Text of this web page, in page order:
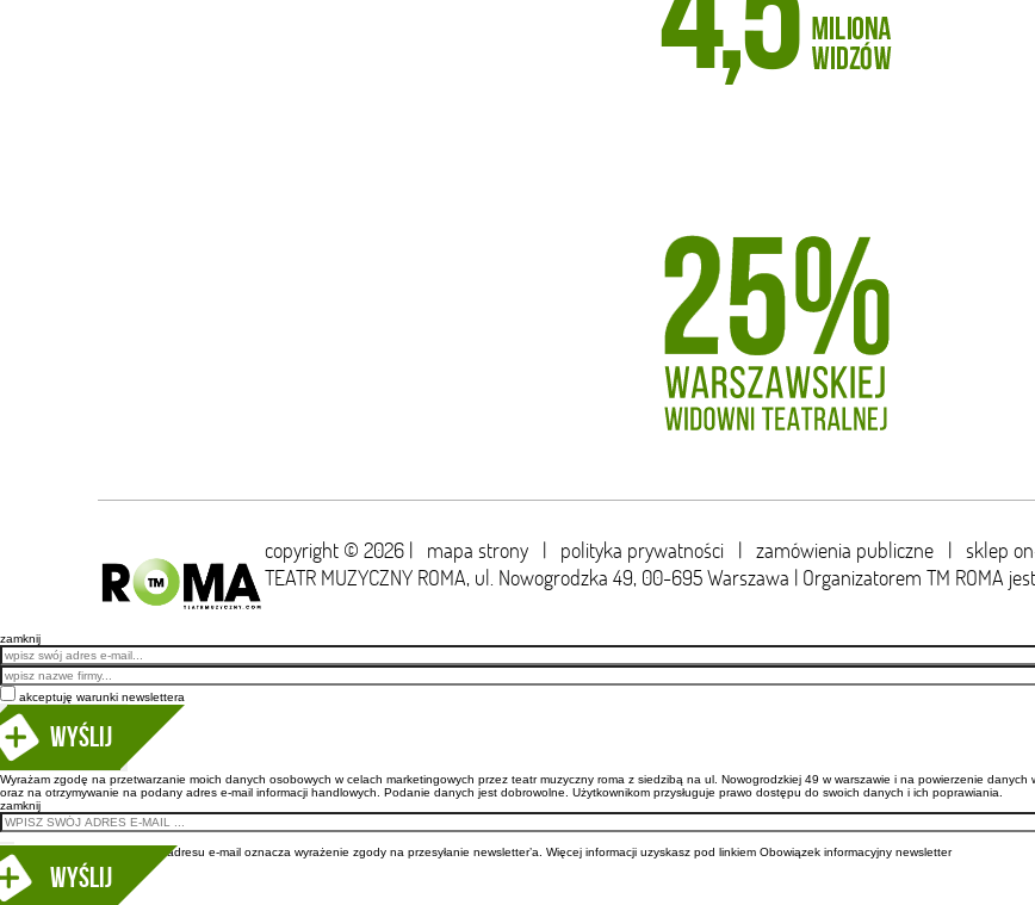
copyright © 2026 | mapa strony | polityka prywatności | zamówienia publiczne | sklep
TEATR MUZYCZNY ROMA, ul. Nowogrodzka 49, 00-695 Warszawa | Organizatorem TM ROMA
zamknij
Email
akceptuję warunki newslettera
Wyślij
Wyrażam zgodę na przetwarzanie moich danych osobowych w celach marketingowych przez teatr muzyczny roma z siedzibą na ul. Nowogrodzkiej 49 w warszawie i na powierzenie danych
oraz na otrzymywanie na podany adres e-mail informacji handlowych. Podanie danych jest dobrowolne. Użytkownikom przysługuje prawo dostępu do swoich danych i ich poprawiania.
zamknij
Wpisanie adresu e-mail oznacza wyrażenie zgody na przesyłanie newsletter’a. Więcej informacji uzyskasz pod linkiem Obowiązek informacyjny newsletter